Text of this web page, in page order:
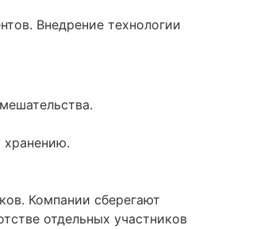
Внедрение технологии
хранению.
Компании сберегают
отдельных участников